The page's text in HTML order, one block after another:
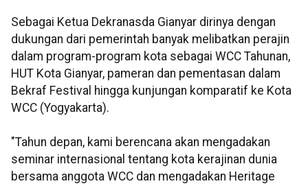
Sebagai Ketua Dekranasda Gianyar dirinya dengan
dukungan dari pemerintah banyak melibatkan perajin
dalam program-program kota sebagai WCC Tahunan,
HUT Kota Gianyar, pameran dan pementasan dalam
Bekraf Festival hingga kunjungan komparatif ke Kota
WCC (Yogyakarta).
"Tahun depan, kami berencana akan mengadakan
seminar internasional tentang kota kerajinan dunia
bersama anggota WCC dan mengadakan Heritage